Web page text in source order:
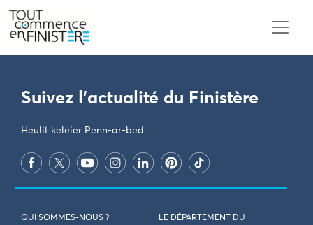
PARAMÈTRES DES COOKIES
Suivez l'actualité du Finistère
Heulit keleier Penn-ar-bed
QUI SOMMES-NOUS ?
LE DÉPARTEMENT DU